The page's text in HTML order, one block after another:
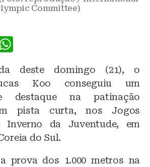
Committee)
at
s
A
p
p
deste domingo (21), o
Koo conseguiu um
destaque na patinação
pista curta, nos Jogos
Inverno da Juventude, em
do Sul.
prova dos 1.000 metros na